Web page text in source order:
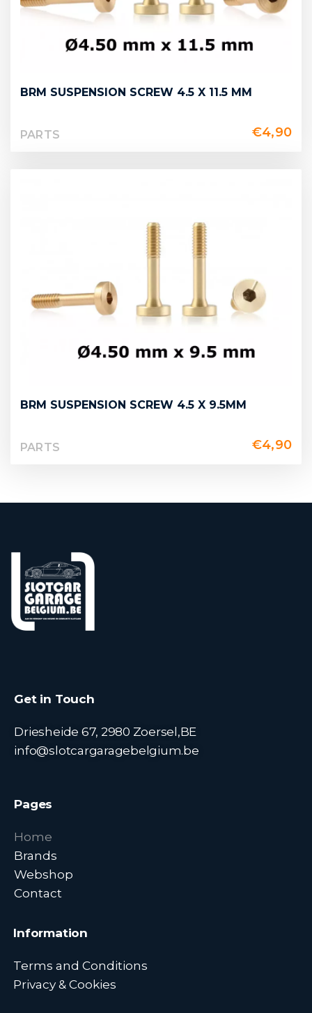
BRM SUSPENSION SCREW 4.5 X 11.5 MM
PARTS €4,90
BRM SUSPENSION SCREW 4.5 X 9.5MM
PARTS €4,90
Get in Touch
Driesheide 67, 2980 Zoersel,BE
info@slotcargaragebelgium.be
Pages
Home
Brands
Webshop
Contact
Information
Terms and Conditions
Privacy & Cookies